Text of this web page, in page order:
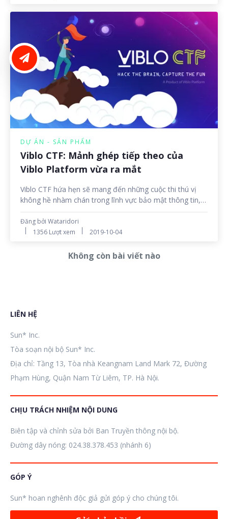
DỰ ÁN - SẢN PHẨM
Viblo CTF: Mảnh ghép tiếp theo của
Viblo Platform vừa ra mắt
Viblo CTF hứa hẹn sẽ mang đến những cuộc thi thú vị
không hề nhàm chán trong lĩnh vực bảo mật thông tin,
bằng cách nhiều nhiệm vụ khác nhau từ đơn giản đến
phức tạp.
Đăng bởi Wataridori
1356 Lượt xem
2019-10-04
Không còn bài viết nào
LIÊN HỆ
Sun* Inc.
Tòa soạn nội bộ Sun* Inc.
Địa chỉ: Tầng 13, Tòa nhà Keangnam Land Mark 72, Đường
Phạm Hùng, Quận Nam Từ Liêm, TP. Hà Nội.
CHỊU TRÁCH NHIỆM NỘI DUNG
Biên tập và chỉnh sửa bởi Ban Truyền thông nội bộ.
Đường dây nóng: 024.38.378.453 (nhánh 6)
GÓP Ý
Sun* hoan nghênh độc giả gửi góp ý cho chúng tôi.
LIÊN HỆ ĐĂNG BÀI